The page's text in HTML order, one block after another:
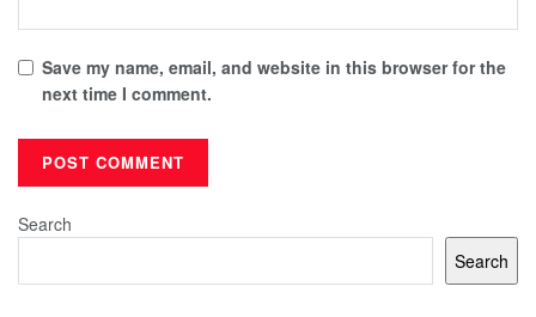
Save my name, email, and website in this browser for the
next time I comment.
Search
Search